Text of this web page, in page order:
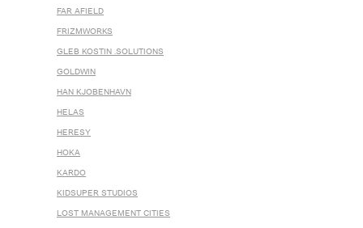
FAR AFIELD
FRIZMWORKS
GLEB KOSTIN .SOLUTIONS
GOLDWIN
HAN KJOBENHAVN
HELAS
HERESY
HOKA
KARDO
KIDSUPER STUDIOS
LOST MANAGEMENT CITIES